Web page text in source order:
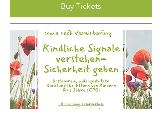
Buy Tickets